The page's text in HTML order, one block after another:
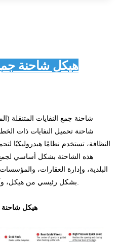
هيكل شاحنة
شاحنة جمع النفايات المتنقلة
شاحنة تحميل النفايات ذات
النظافة، تستخدم نظامًا هيدروليكيًا
هذه الشاحنة بشكل أساسي
البلدية، وإدارة العقارات،
هيكل شاحنة